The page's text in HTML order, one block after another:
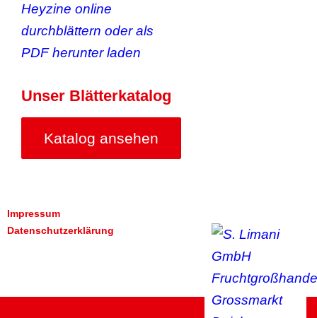
Unser Blätterkatalog
Katalog ansehen
Impressum
Datenschutzerklärung